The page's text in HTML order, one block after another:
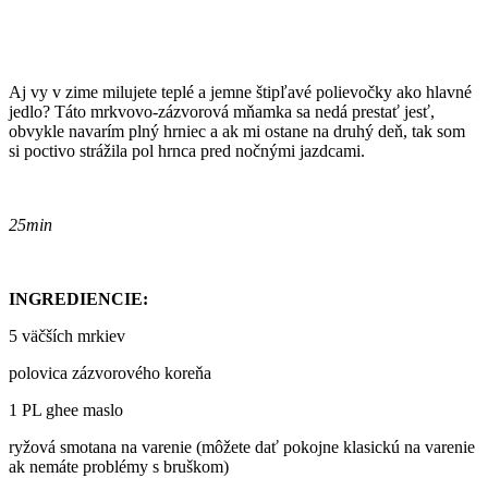
Aj vy v zime milujete teplé a jemne štipľavé polievočky ako hlavné
jedlo? Táto mrkvovo-zázvorová mňamka sa nedá prestať jesť,
obvykle navarím plný hrniec a ak mi ostane na druhý deň, tak som
si poctivo strážila pol hrnca pred nočnými jazdcami.
25min
INGREDIENCIE:
5 väčších mrkiev
polovica zázvorového koreňa
1 PL ghee maslo
ryžová smotana na varenie (môžete dať pokojne klasickú na varenie
ak nemáte problémy s bruškom)